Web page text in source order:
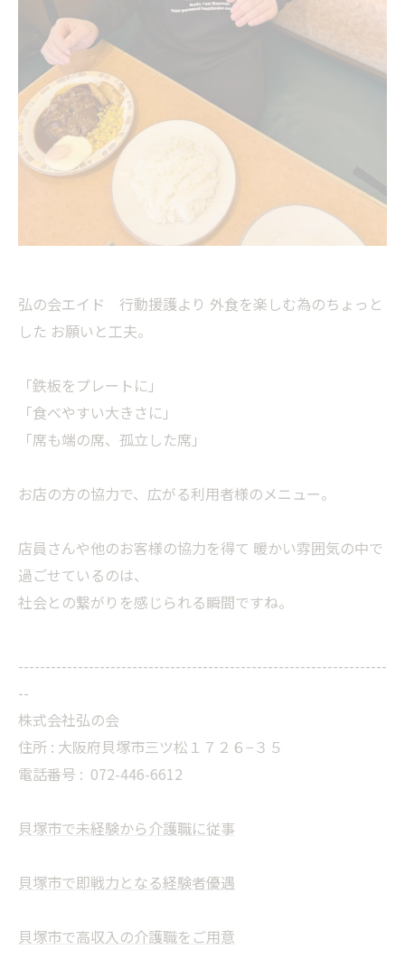
弘の会エイド 行動援護より 外食を楽しむ為のちょっと
した お願いと工夫。
「鉄板をプレートに」
「食べやすい大きさに」
「席も端の席、孤立した席」
お店の方の協力で、広がる利用者様のメニュー。
店員さんや他のお客様の協力を得て 暖かい雰囲気の中で
過ごせているのは、
社会との繋がりを感じられる瞬間ですね。
--------------------------------------------------------------------
--
株式会社弘の会
住所 : 大阪府貝塚市三ツ松１７２６−３５
電話番号 : 072-446-6612
貝塚市で未経験から介護職に従事
貝塚市で即戦力となる経験者優遇
貝塚市で高収入の介護職をご用意